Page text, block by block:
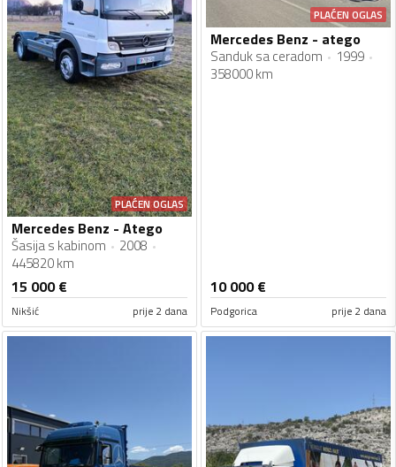
PLAĆEN OGLAS
Mercedes Benz - Atego
Šasija s kabinom
2008
445820 km
15 000€
Nikšić prije 2 dana
PLAĆEN OGLAS
Mercedes Benz - atego
Sanduk sa ceradom
1999
358000 km
10 000€
Podgorica prije 2 dana